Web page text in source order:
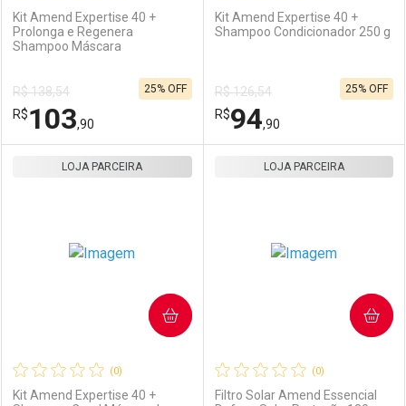
Ativar Desconto
Comprar sem Desconto
Por R$ 46,90/cada
Comprar sem Desconto
Por R$ 46,90/cada
Comprar sem Desconto
Por R$ 53,90/cada
Comprar sem Desconto
Por R$ 53,90/cada
Kit Amend Expertise 40 +
Prolonga e Regenera
Shampoo Máscara
R$ 138,54
R$103,90
25% OFF
Kit Amend Expertise 40 +
Shampoo Condicionador 250 g
R$ 126,54
R$94,90
25% OFF
(0)
Kit Amend Expertise 40 +
LOJA PARCEIRA
COMPRAR
(0)
Filtro Solar Amend Essencial
LOJA PARCEIRA
COMPRAR